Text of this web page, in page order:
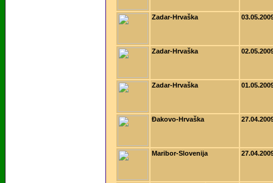
Zadar-Hrvaška
Zadar-Hrvaška
Zadar-Hrvaška
Ðakovo-Hrvaška
Maribor-Slovenija